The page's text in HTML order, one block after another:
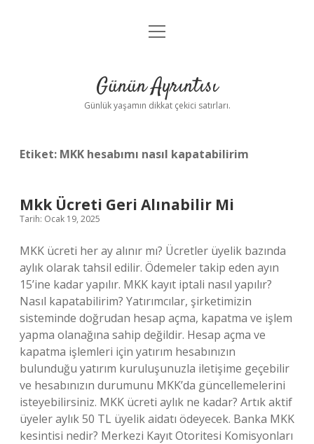
Anasayfa
Yasal Uyarı
menüyü
Günün Ayrıntısı
Günlük yaşamın dikkat çekici satırları.
Etiket: MKK hesabımı nasıl kapatabilirim
Mkk Ücreti Geri Alınabilir Mi
Tarih: Ocak 19, 2025
MKK ücreti her ay alınır mı? Ücretler üyelik bazında
aylık olarak tahsil edilir. Ödemeler takip eden ayın
15’ine kadar yapılır. MKK kayıt iptali nasıl yapılır?
Nasıl kapatabilirim? Yatırımcılar, şirketimizin
sisteminde doğrudan hesap açma, kapatma ve işlem
yapma olanağına sahip değildir. Hesap açma ve
kapatma işlemleri için yatırım hesabınızın
bulunduğu yatırım kuruluşunuzla iletişime geçebilir
ve hesabınızın durumunu MKK’da güncellemelerini
isteyebilirsiniz. MKK ücreti aylık ne kadar? Artık aktif
üyeler aylık 50 TL üyelik aidatı ödeyecek. Banka MKK
kesintisi nedir? Merkezi Kayıt Otoritesi Komisyonları